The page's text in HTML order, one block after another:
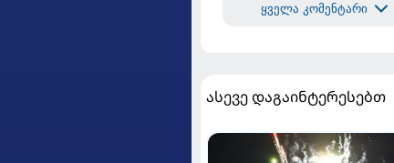
ყველა კომენტარი
ასევე დაგაინტერესებთ